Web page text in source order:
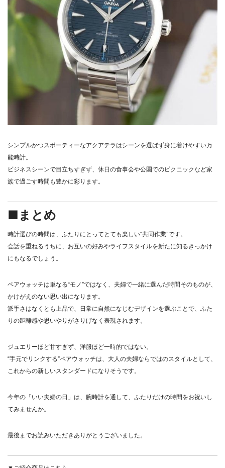
シンプルかつスポーティーなアクアテラはシーンを選ばず身に着けやすい万
能時計。
ビジネスシーンで目立ちすぎず、休日の食事会や公園でのピクニックなど家
族で過ごす時間も豊かに彩ります。
■まとめ
時計選びの時間は、ふたりにとってとても楽しい“共同作業”です。
会話を重ねるうちに、お互いの好みやライフスタイルを新たに知るきっかけ
にもなるでしょう。
ペアウォッチは単なる“モノ”ではなく、夫婦で一緒に選んだ時間そのものが、
かけがえのない思い出になります。
派手さはなくとも上品で、日常に自然になじむデザインを選ぶことで、ふた
りの距離感や思いやりがさりげなく表現されます。
ジュエリーほど甘すぎず、洋服ほど一時的ではない。
“手元でリンクする”ペアウォッチは、大人の夫婦ならではのスタイルとして、
これからの新しいスタンダードになりそうです。
今年の「いい夫婦の日」は、腕時計を通して、ふたりだけの時間をお祝いし
てみませんか。
最後までお読みいただきありがとうございました。